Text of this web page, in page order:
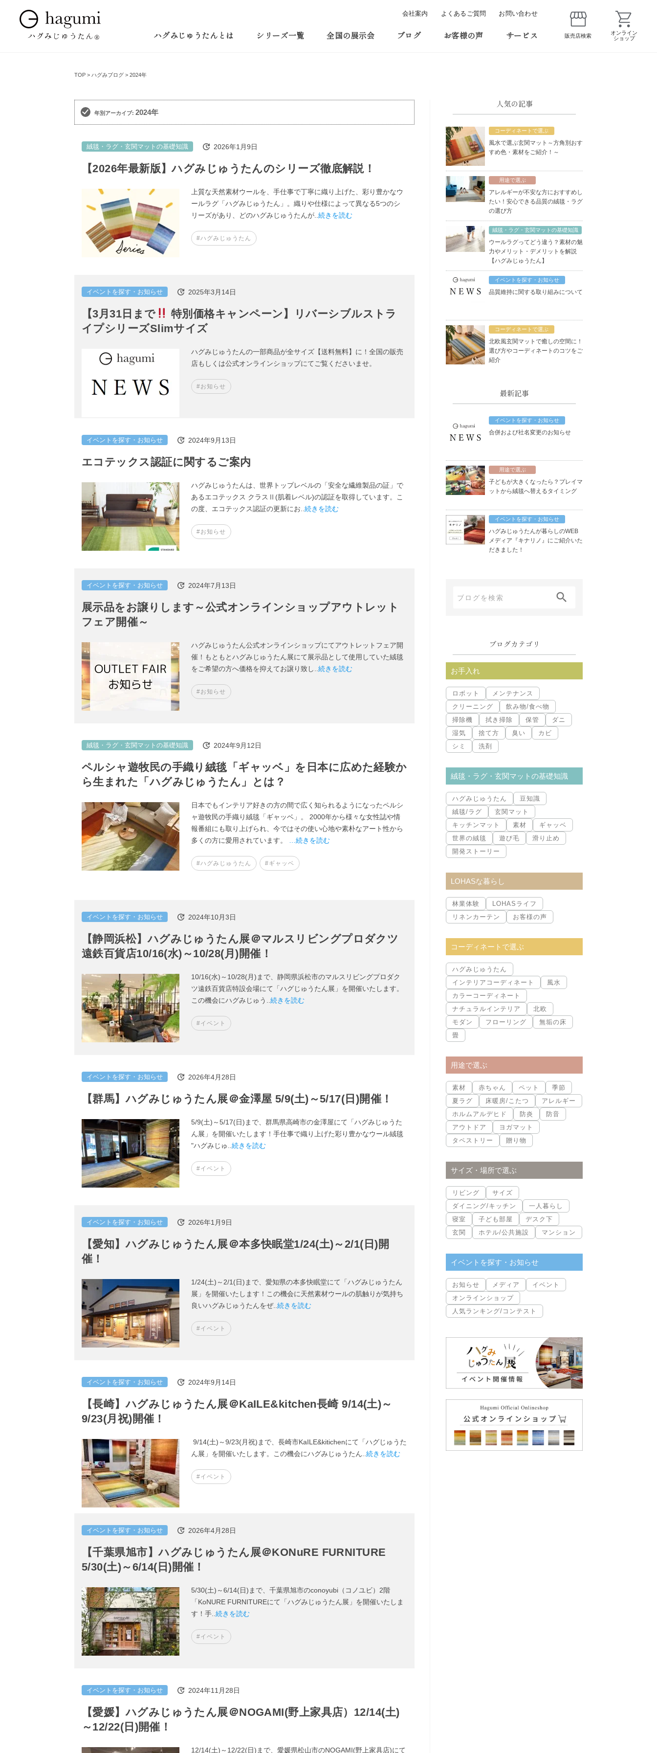
ハグみじゅうたんとは シリーズ一覧 全国の展示会 ブログ お客様の声 サービス
会社案内 よくあるご質問 お問い合わせ
販売店検索
オンライン
ショップ
TOP ハグみブログ 2024年
年別アーカイブ: 2024年
【2026年最新版】ハグみじゅうたんのシリーズ徹底解説！
絨毯・ラグ・玄関マットの基礎知識 2026年1月9日
上質な天然素材ウールを、手仕事で丁寧に織り上げた、彩り豊かなウ
ールラグ「ハグみじゅうたん」。織りや仕様によって異なる5つのシ
リーズがあり、どのハグみじゅうたんが.. 続きを読む
#ハグみじゅうたん
【3月31日まで
特別価格キャンペーン】リバーシブルストラ
イプシリーズSlimサイズ
イベントを探す・お知らせ 2025年3月14日
ハグみじゅうたんの一部商品が全サイズ【送料無料】に！全国の販売
店もしくは公式オンラインショップにてご覧くださいませ。
#お知らせ
エコテックス認証に関するご案内
イベントを探す・お知らせ 2024年9月13日
ハグみじゅうたんは、世界トップレベルの「安全な繊維製品の証」で
あるエコテックス クラスⅡ(肌着レベル)の認証を取得しています。こ
の度、エコテックス認証の更新にお.. 続きを読む
#お知らせ
展示品をお譲りします～公式オンラインショップアウトレット
フェア開催～
イベントを探す・お知らせ 2024年7月13日
ハグみじゅうたん公式オンラインショップにてアウトレットフェア開
催！もともとハグみじゅうたん展にて展示品として使用していた絨毯
をご希望の方へ価格を抑えてお譲り致し.. 続きを読む
#お知らせ
ペルシャ遊牧民の手織り絨毯「ギャッベ」を日本に広めた経験か
ら生まれた「ハグみじゅうたん」とは？
絨毯・ラグ・玄関マットの基礎知識 2024年9月12日
日本でもインテリア好きの方の間で広く知られるようになったペルシ
ャ遊牧民の手織り絨毯「ギャッベ」。 2000年から様々な女性誌や情
報番組にも取り上げられ、今ではその使い心地や素朴なアート性から
多くの方に愛用されています。
…続きを読む
#ハグみじゅうたん #ギャッベ
【静岡浜松】ハグみじゅうたん展＠マルスリビングプロダクツ
遠鉄百貨店10/16(水)～10/28(月)開催！
イベントを探す・お知らせ 2024年10月3日
10/16(水)～10/28(月)まで、静岡県浜松市のマルスリビングプロダク
ツ遠鉄百貨店特設会場にて「ハグじゅうたん展」を開催いたします。
この機会にハグみじゅう.. 続きを読む
#イベント
【群馬】ハグみじゅうたん展＠金澤屋 5/9(土)～5/17(日)開催！
イベントを探す・お知らせ 2026年4月28日
5/9(土)～5/17(日)まで、群馬県高崎市の金澤屋にて「ハグみじゅうた
ん展」を開催いたします！手仕事で織り上げた彩り豊かなウール絨毯
"ハグみじゅ.. 続きを読む
#イベント
【愛知】ハグみじゅうたん展＠本多快眠堂1/24(土)～2/1(日)開
催！
イベントを探す・お知らせ 2026年1月9日
1/24(土)～2/1(日)まで、愛知県の本多快眠堂にて「ハグみじゅうたん
展」を開催いたします！この機会に天然素材ウールの肌触りが気持ち
良いハグみじゅうたんをぜ.. 続きを読む
#イベント
【長崎】ハグみじゅうたん展＠KaILE&kitchen長崎 9/14(土)～
9/23(月祝)開催！
イベントを探す・お知らせ 2024年9月14日
9/14(土)～9/23(月祝)まで、長崎市KaILE&kitichenにて「ハグじゅうた
ん展」を開催いたします。この機会にハグみじゅうたん.. 続きを読む
#イベント
【千葉県旭市】ハグみじゅうたん展＠KONuRE FURNITURE
5/30(土)～6/14(日)開催！
イベントを探す・お知らせ 2026年4月28日
5/30(土)～6/14(日)まで、千葉県旭市のconoyubi（コノユビ）2階
「KoNURE FURNITUREにて「ハグみじゅうたん展」を開催いたしま
す！手.. 続きを読む
#イベント
【愛媛】ハグみじゅうたん展＠NOGAMI(野上家具店）12/14(土)
～12/22(日)開催！
イベントを探す・お知らせ 2024年11月28日
12/14(土)～12/22(日)まで、愛媛県松山市のNOGAMI(野上家具店)にて
人気の記事
コーディネートで選ぶ
風水で選ぶ玄関マット～方角別おす
すめ色・素材をご紹介！～
用途で選ぶ
アレルギーが不安な方におすすめし
たい！安心できる品質の絨毯・ラグ
の選び方
絨毯・ラグ・玄関マットの基礎知識
ウールラグってどう違う？素材の魅
力やメリット・デメリットを解説
【ハグみじゅうたん】
イベントを探す・お知らせ
品質維持に関する取り組みについて
コーディネートで選ぶ
北欧風玄関マットで癒しの空間に！
選び方やコーディネートのコツをご
紹介
最新記事
イベントを探す・お知らせ
合併および社名変更のお知らせ
用途で選ぶ
子どもが大きくなったら？プレイマ
ットから絨毯へ替えるタイミング
イベントを探す・お知らせ
ハグみじゅうたんが暮らしのWEB
メディア『キナリノ』にご紹介いた
だきました！
ブ
索:
ブログカテゴリ
お手入れ
ロボット
メンテナンス
クリーニング
飲み物/食べ物
掃除機
拭き掃除 保管
ダニ
湿気
捨て方 臭い
カビ
シミ
洗剤
絨毯・ラグ・玄関マットの基礎知識
ハグみじゅうたん
豆知識
絨毯/ラグ
玄関マット
キッチンマット
素材
ギャッベ
世界の絨毯
遊び毛
滑り止め
開発ストーリー
LOHASな暮らし
林業体験
LOHASライフ
リネンカーテン
お客様の声
コーディネートで選ぶ
ハグみじゅうたん
インテリアコーディネート
風水
カラーコーディネート
ナチュラルインテリア
北欧
モダン
フローリング
無垢の床
畳
用途で選ぶ
素材 赤ちゃん ペット
季節
夏ラグ
床暖房/こたつ
アレルギー
ホルムアルデヒド
防炎
防音
アウトドア
ヨガマット
タペストリー
贈り物
サイズ・場所で選ぶ
リビング
サイズ
ダイニング/キッチン
一人暮らし
寝室
子ども部屋
デスク下
玄関
ホテル/公共施設 マンション
イベントを探す・お知らせ
お知らせ メディア
イベント
オンラインショップ
人気ランキング/コンテスト